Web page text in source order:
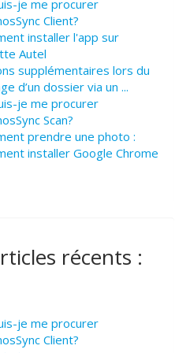
je me procurer
Client?
installer l'app sur
Autel
supplémentaires lors du
d’un dossier via un ...
je me procurer
Scan?
prendre une photo :
installer Google Chrome
récents :
je me procurer
Client?